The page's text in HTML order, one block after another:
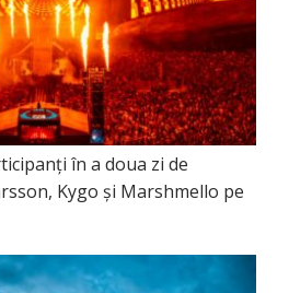
în a doua zi de
Kygo și Marshmello pe